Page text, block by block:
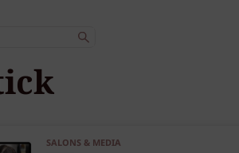
SALONS & MEDIA